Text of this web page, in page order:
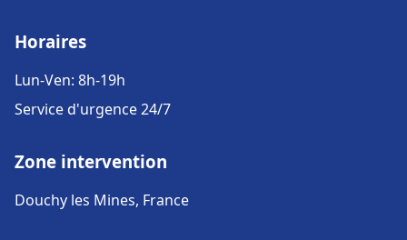
Horaires
Lun-Ven: 8h-19h
Service d'urgence 24/7
Zone intervention
Douchy les Mines, France